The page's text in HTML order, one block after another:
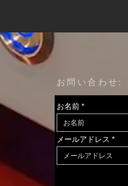
​お問い合わせ:
お名前
メールアドレス